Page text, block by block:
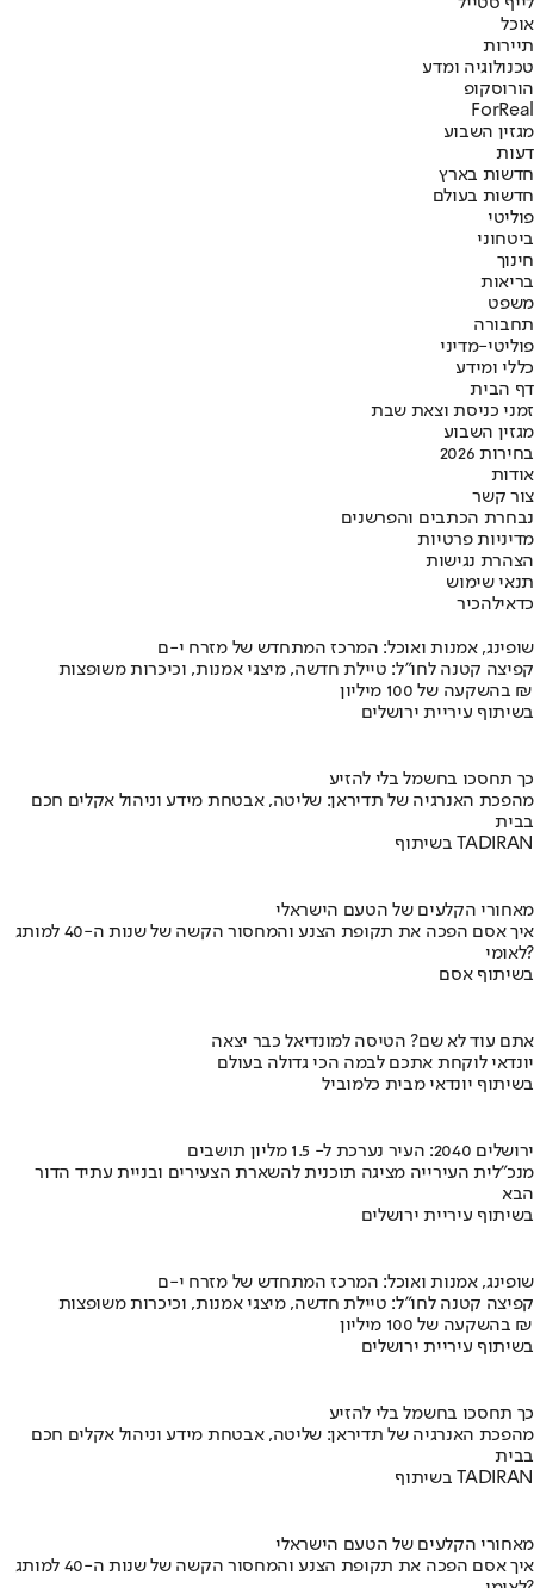
אוכל
תיירות
טכנולוגיה ומדע
הורוסקופ
ForReal
מגזין השבוע
דעות
חדשות בארץ
חדשות בעולם
פוליטי
ביטחוני
חינוך
בריאות
משפט
תחבורה
פוליטי-מדיני
כללי ומידע
דף הבית
זמני כניסת וצאת שבת
מגזין השבוע
בחירות 2026
אודות
צור קשר
נבחרת הכתבים והפרשנים
מדיניות פרטיות
הצהרת נגישות
תנאי שימוש
כדאילהכיר
שופינג, אמנות ואוכל: המרכז המתחדש של מזרח י-ם
קפיצה קטנה לחו"ל: טיילת חדשה, מיצגי אמנות, וכיכרות משופצות
בהשקעה של 100 מיליון ₪
בשיתוף עיריית ירושלים
כך תחסכו בחשמל בלי להזיע
מהפכת האנרגיה של תדיראן: שליטה, אבטחת מידע וניהול אקלים חכם
בבית
בשיתוף TADIRAN
מאחורי הקלעים של הטעם הישראלי
איך אסם הפכה את תקופת הצנע והמחסור הקשה של שנות ה-40 למותג
לאומי?
בשיתוף אסם
אתם עוד לא שם? הטיסה למונדיאל כבר יצאה
יונדאי לוקחת אתכם לבמה הכי גדולה בעולם
בשיתוף יונדאי מבית כלמוביל
ירושלים 2040: העיר נערכת ל- 1.5 מליון תושבים
מנכ"לית העירייה מציגה תוכנית להשארת הצעירים ובניית עתיד הדור
הבא
בשיתוף עיריית ירושלים
שופינג, אמנות ואוכל: המרכז המתחדש של מזרח י-ם
קפיצה קטנה לחו"ל: טיילת חדשה, מיצגי אמנות, וכיכרות משופצות
בהשקעה של 100 מיליון ₪
בשיתוף עיריית ירושלים
כך תחסכו בחשמל בלי להזיע
מהפכת האנרגיה של תדיראן: שליטה, אבטחת מידע וניהול אקלים חכם
בבית
בשיתוף TADIRAN
מאחורי הקלעים של הטעם הישראלי
איך אסם הפכה את תקופת הצנע והמחסור הקשה של שנות ה-40 למותג